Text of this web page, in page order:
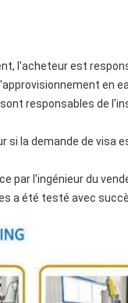
l'acheteur est
en
responsables de
si la demande de visa
par l'ingénieur du
a été testé avec